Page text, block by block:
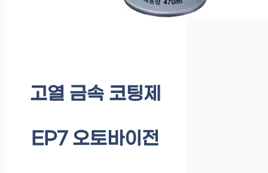
고열 금속 코팅제
EP7 오토바이전